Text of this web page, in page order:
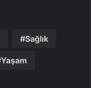
Sağlık
Yaşam